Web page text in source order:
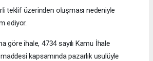
teklif üzerinden oluşması nedeniyle
ediyor.
göre ihale, 4734 sayılı Kamu İhale
kapsamında pazarlık usulüyle